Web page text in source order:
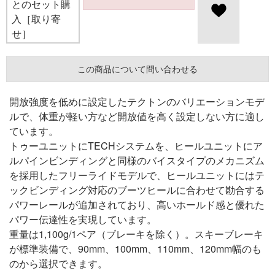
とのセット購
入［取り寄
せ］
この商品について問い合わせる
開放強度を低めに設定したテクトンのバリエーションモデ
ルで、体重が軽い方など開放値を高く設定しない方に適し
ています。
トゥーユニットにTECHシステムを、ヒールユニットにア
ルパインビンディングと同様のバイスタイプのメカニズム
を採用したフリーライドモデルで、ヒールユニットにはテ
ックビンディング対応のブーツヒールに合わせて勘合する
パワーレールが追加されており、高いホールド感と優れた
パワー伝達性を実現しています。
重量は1,100g/1ペア（ブレーキを除く）。スキーブレーキ
が標準装備で、90mm、100mm、110mm、120mm幅のも
のから選択できます。